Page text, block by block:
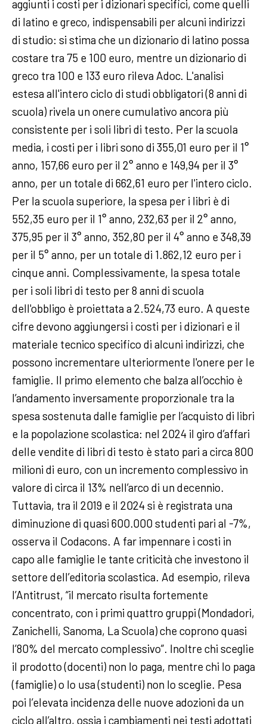
aggiunti i costi per i dizionari specifici, come quelli
di latino e greco, indispensabili per alcuni indirizzi
di studio: si stima che un dizionario di latino possa
costare tra 75 e 100 euro, mentre un dizionario di
greco tra 100 e 133 euro rileva Adoc. L'analisi
estesa all'intero ciclo di studi obbligatori (8 anni di
scuola) rivela un onere cumulativo ancora più
consistente per i soli libri di testo. Per la scuola
media, i costi per i libri sono di 355,01 euro per il 1°
anno, 157,66 euro per il 2° anno e 149,94 per il 3°
anno, per un totale di 662,61 euro per l'intero ciclo.
Per la scuola superiore, la spesa per i libri è di
552,35 euro per il 1° anno, 232,63 per il 2° anno,
375,95 per il 3° anno, 352,80 per il 4° anno e 348,39
per il 5° anno, per un totale di 1.862,12 euro per i
cinque anni. Complessivamente, la spesa totale
per i soli libri di testo per 8 anni di scuola
dell'obbligo è proiettata a 2.524,73 euro. A queste
cifre devono aggiungersi i costi per i dizionari e il
materiale tecnico specifico di alcuni indirizzi, che
possono incrementare ulteriormente l'onere per le
famiglie. Il primo elemento che balza all’occhio è
l’andamento inversamente proporzionale tra la
spesa sostenuta dalle famiglie per l’acquisto di libri
e la popolazione scolastica: nel 2024 il giro d’affari
delle vendite di libri di testo è stato pari a circa 800
milioni di euro, con un incremento complessivo in
valore di circa il 13% nell’arco di un decennio.
Tuttavia, tra il 2019 e il 2024 si è registrata una
diminuzione di quasi 600.000 studenti pari al -7%,
osserva il Codacons. A far impennare i costi in
capo alle famiglie le tante criticità che investono il
settore dell’editoria scolastica. Ad esempio, rileva
l’Antitrust, “il mercato risulta fortemente
concentrato, con i primi quattro gruppi (Mondadori,
Zanichelli, Sanoma, La Scuola) che coprono quasi
l’80% del mercato complessivo”. Inoltre chi sceglie
il prodotto (docenti) non lo paga, mentre chi lo paga
(famiglie) o lo usa (studenti) non lo sceglie. Pesa
poi l’elevata incidenza delle nuove adozioni da un
ciclo all’altro, ossia i cambiamenti nei testi adottati